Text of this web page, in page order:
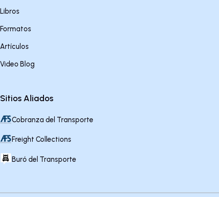
Libros
Formatos
Artículos
Video Blog
Sitios Aliados
Cobranza del Transporte
Freight Collections
Buró del Transporte